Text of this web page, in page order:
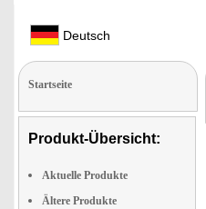
Deutsch
Startseite
Produkt-Übersicht:
Aktuelle Produkte
Ältere Produkte